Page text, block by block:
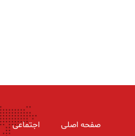
صفحه اصلی اجتماعی